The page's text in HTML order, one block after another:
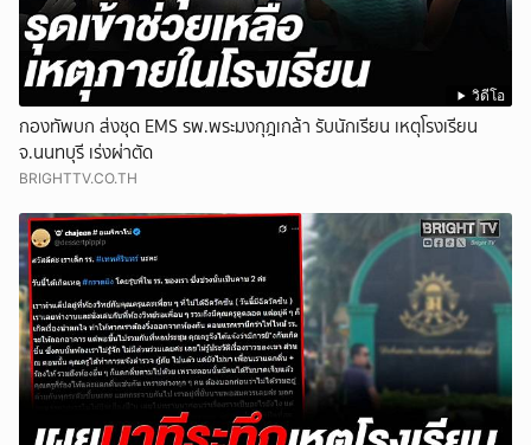
วิดีโอ
กองทัพบก ส่งชุด EMS รพ.พระมงกุฎเกล้า รับนักเรียน เหตุโรงเรียน
จ.นนทบุรี เร่งผ่าตัด
BRIGHTTV.CO.TH